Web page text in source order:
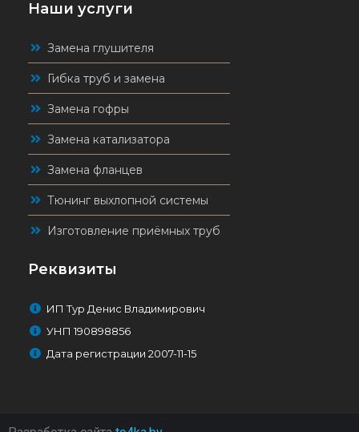
Наши услуги
Замена глушителя
Гибка труб и замена
Замена гофры
Замена катализатора
Замена фланцев
Тюнинг выхлопной системы
Изготовление приёмных труб
Реквизиты
ИП Тур Денис Владимирович
УНП 190898856
Дата регистрации 2007-11-15